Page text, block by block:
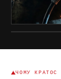
ЧОМУ КРАТОС